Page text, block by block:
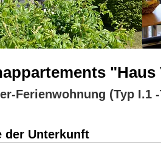
Ferienwohnung (Typ I.1
der Unterkunft